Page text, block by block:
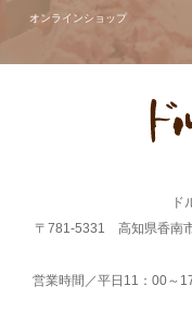
オンラインショップ
ド
〒781-5331 高知県香南
営業時間／平日11：00